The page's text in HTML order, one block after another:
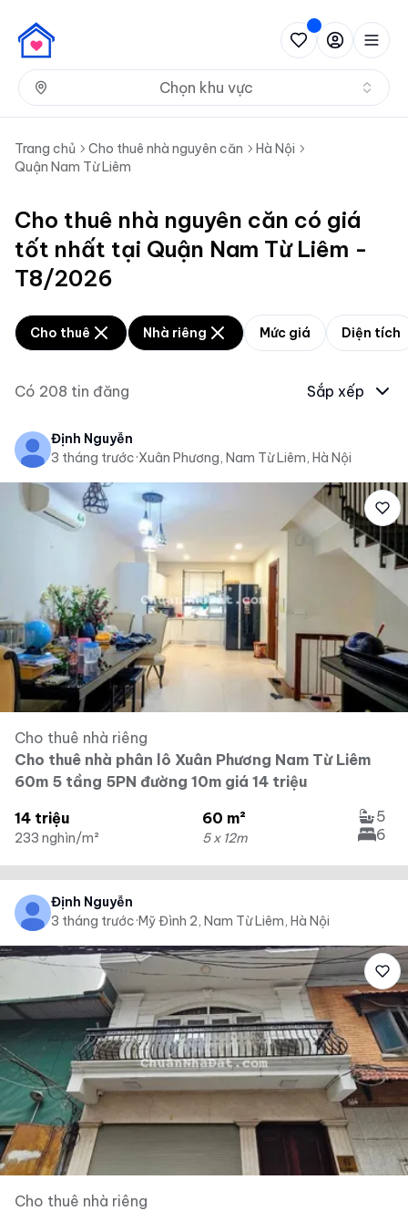
Chọn khu vực
Trang chủ Cho thuê nhà nguyên căn
Hà Nội
Quận Nam Từ Liêm
Cho thuê nhà nguyên căn có giá
tốt nhất tại Quận Nam Từ Liêm -
T8/2026
Cho thuê Nhà riêng Mức giá Diện tích
Có 208 tin đăng Sắp xếp
Định Nguyễn
3 tháng trước·Xuân Phương, Nam Từ Liêm, Hà Nội
Cho thuê nhà riêng
Cho thuê nhà phân lô Xuân Phương Nam Từ Liêm
60m 5 tầng 5PN đường 10m giá 14 triệu
14 triệu
233 nghìn/m²
60 m²
5 x 12m
5
6
Định Nguyễn
3 tháng trước·Mỹ Đình 2, Nam Từ Liêm, Hà Nội
Cho thuê nhà riêng